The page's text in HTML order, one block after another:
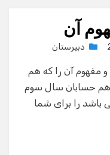
آن
دبیرستان
مفهوم آن را که هم
هم حسابان سال سوم
را برای شما